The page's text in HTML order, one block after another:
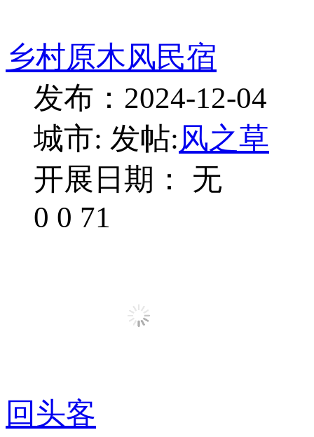
乡村原木风民宿
发布：2024-12-04
城市: 发帖:风之草
开展日期： 无
0 0 71
回头客